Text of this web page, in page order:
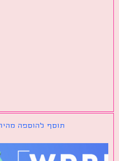
תוסף להוספה מהירה של